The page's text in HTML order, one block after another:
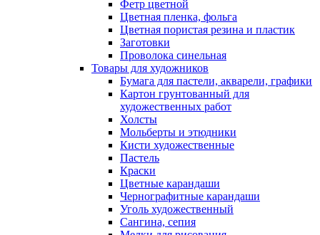
Фетр цветной
Цветная пленка, фольга
Цветная пористая резина и пластик
Заготовки
Проволока синельная
Товары для художников
Бумага для пастели, акварели, графики
Картон грунтованный для
художественных работ
Холсты
Мольберты и этюдники
Кисти художественные
Пастель
Краски
Цветные карандаши
Чернографитные карандаши
Уголь художественный
Сангина, сепия